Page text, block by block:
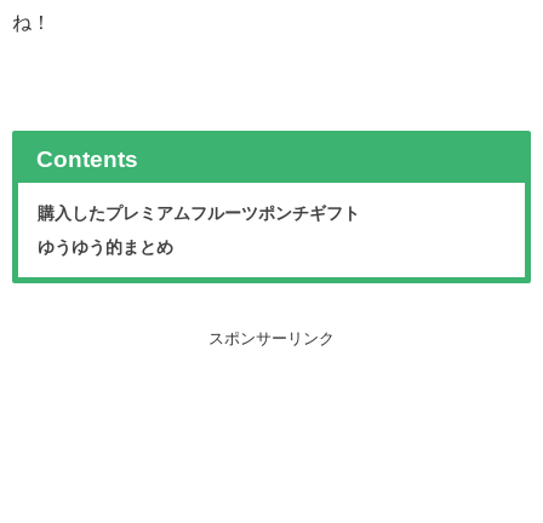
ね！
Contents
購入したプレミアムフルーツポンチギフト
ゆうゆう的まとめ
スポンサーリンク